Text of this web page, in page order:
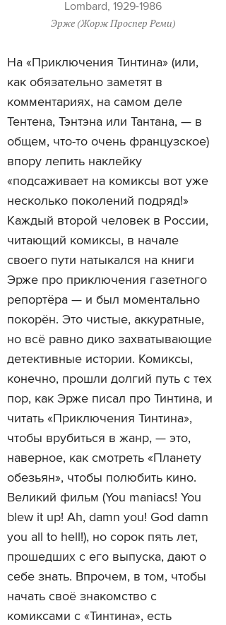
Lombard, 1929-1986
Эрже (Жорж Проспер Реми)
На «Приключения Тинтина» (или,
как обязательно заметят в
комментариях, на самом деле
Тентена, Тэнтэна или Тантана, — в
общем, что-то очень французское)
впору лепить наклейку
«подсаживает на комиксы вот уже
несколько поколений подряд!»
Каждый второй человек в России,
читающий комиксы, в начале
своего пути натыкался на книги
Эрже про приключения газетного
репортёра — и был моментально
покорён. Это чистые, аккуратные,
но всё равно дико захватывающие
детективные истории. Комиксы,
конечно, прошли долгий путь с тех
пор, как Эрже писал про Тинтина, и
читать «Приключения Тинтина»,
чтобы врубиться в жанр, — это,
наверное, как смотреть «Планету
обезьян», чтобы полюбить кино.
Великий фильм (You maniacs! You
blew it up! Ah, damn you! God damn
you all to hell!), но сорок пять лет,
прошедших с его выпуска, дают о
себе знать. Впрочем, в том, чтобы
начать своё знакомство с
комиксами с «Тинтина», есть